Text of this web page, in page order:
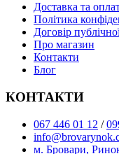
Доставка та
Політика
Договір
Про магазин
Контакти
Блог
КОНТАКТИ
067 446 01 12 /
м. Бровари,